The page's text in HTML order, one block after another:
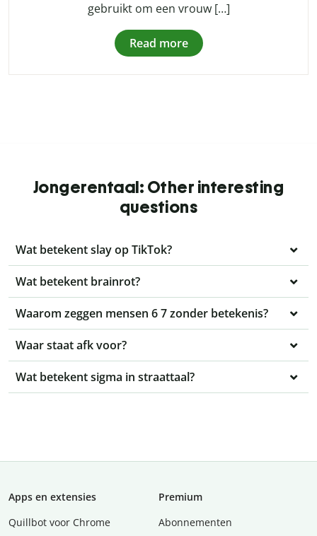
gebruikt om een vrouw […]
Read more
Jongerentaal: Other interesting
questions
Wat betekent slay op TikTok?
Wat betekent brainrot?
Waarom zeggen mensen 6 7 zonder betekenis?
Waar staat afk voor?
Wat betekent sigma in straattaal?
Apps en extensies
Quillbot voor Chrome
Premium
Abonnementen